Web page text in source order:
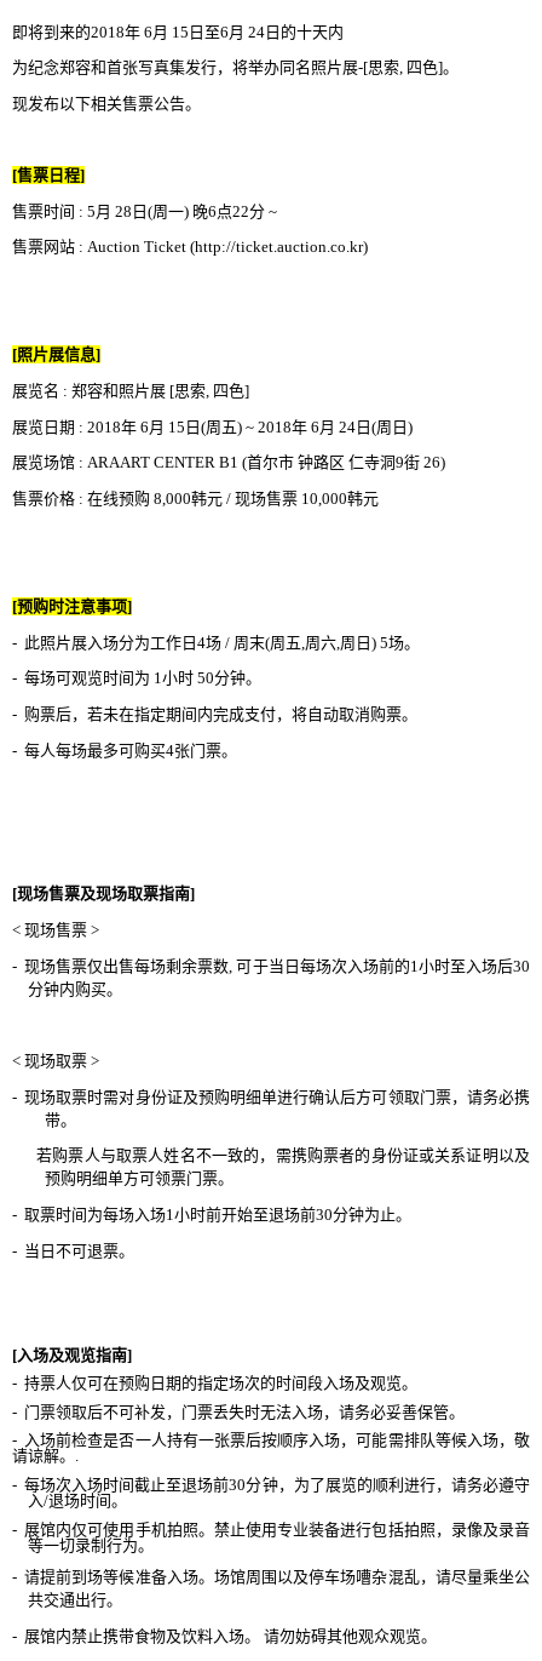
即将到来的2018年 6 月 15 日至6 月 24日的十天内
为纪念郑容和首张写真集发行，将举办同名照片展-[思索, 四色]。
现发布以下相关售票公告。
[售票日程]
售票时间 : 5 月 28 日 (周一) 晚6 点22分 ~
售票网站 : Auction Ticket (http://ticket.auction.co.kr)
[照片展信息]
展览名 : 郑容和照片展 [思索, 四色]
展览日期 : 2018年 6 月 15 日 (周五) ~ 2018年 6 月 24 日 (周日 )
展览场馆 : ARAART CENTER B1 (首尔市 钟路区 仁寺洞9街 26)
售票价格 : 在线预购 8,000韩元 / 现场售票 10,000韩元
[预购时注意事项]
- 此照片展入场分为工作日4场 / 周末(周五 周六 周日) 5场。
- 每场可观览时间为 1小时 50分钟。
- 购票后，若未在指定期间内完成支付，将自动取消购票。
- 每人每场最多可购买4张门票。
[现场售票及现场取票指南]
< 现场售票 >
- 现场售票仅出售每场剩余票数 ,可于当日每场次入场前的1 小时至入场后30
分钟内购买。
< 现场取票 >
- 现场取票时需对身份证及预购明细单进行确认后方可领取门票，请务必携
带。
若购票人与取票人姓名不一致的，需携购票者的身份证或关系证明以及
预购明细单方可领票门票。
- 取票时间为每场入场1 小时前开始至退场前30分钟为止。
- 当日不可退票。
[入场及观览指南]
- 持票人仅可在预购日期的指定场次的时间段入场及观览。
- 门票领取后不可补发，门票丢失时无法入场，请务必妥善保管。
- 入场前检查是否一人持有一张票后按顺序入场，可能需排队等候入场，敬
请谅解。 .
- 每场次入场时间截止至退场前30分钟，为了展览的顺利进行，请务必遵守
入/退场时间。
- 展馆内仅可使用手机拍照。禁止使用专业装备进行包括拍照，录像及录音
等一切录制行为。
- 请提前到场等候准备入场。场馆周围以及停车场嘈杂混乱，请尽量乘坐公
共交通出行。
- 展馆内禁止携带食物及饮料入场。 请勿妨碍其他观众观览。